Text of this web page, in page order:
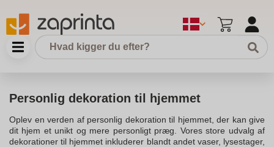
Personlig dekoration til hjemmet
Oplev en verden af personlig dekoration til hjemmet, der kan give
dit hjem et unikt og mere personligt præg. Vores store udvalg af
dekorationer til hjemmet inkluderer blandt andet vaser, lysestager,